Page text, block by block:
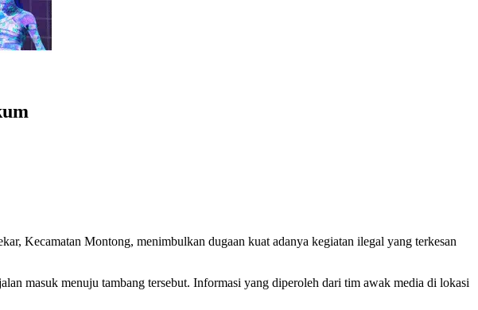
Kecamatan Montong, menimbulkan dugaan kuat adanya kegiatan ilegal yang terkesan
masuk menuju tambang tersebut. Informasi yang diperoleh dari tim awak media di lokasi